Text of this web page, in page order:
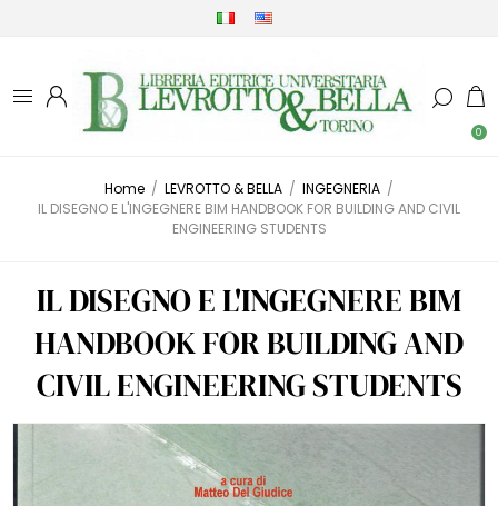
0
Home / LEVROTTO & BELLA / INGEGNERIA /
IL DISEGNO E L'INGEGNERE BIM HANDBOOK FOR BUILDING AND CIVIL
ENGINEERING STUDENTS
IL DISEGNO E L'INGEGNERE BIM
HANDBOOK FOR BUILDING AND
CIVIL ENGINEERING STUDENTS